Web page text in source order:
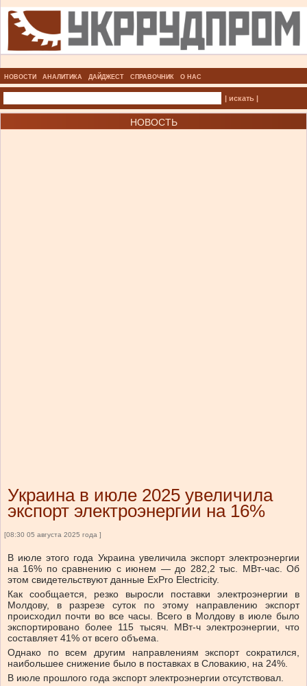
НОВОСТИ АНАЛИТИКА ДАЙДЖЕСТ СПРАВОЧНИК О НАС
| искать |
НОВОСТЬ
Украина в июле 2025 увеличила
экспорт электроэнергии на 16%
[08:30 05 августа 2025 года ]
В июле этого года Украина увеличила экспорт электроэнергии
на 16% по сравнению с июнем — до 282,2 тыс. МВт-час. Об
этом свидетельствуют данные ExPro Electricity.
Как сообщается, резко выросли поставки электроэнергии в
Молдову, в разрезе суток по этому направлению экспорт
происходил почти во все часы. Всего в Молдову в июле было
экспортировано более 115 тысяч. МВт-ч электроэнергии, что
составляет 41% от всего объема.
Однако по всем другим направлениям экспорт сократился,
наибольшее снижение было в поставках в Словакию, на 24%.
В июле прошлого года экспорт электроэнергии отсутствовал.